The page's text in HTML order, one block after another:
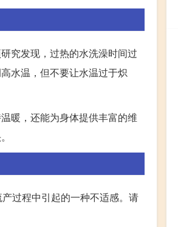
究发现，过热的水洗澡时间过
水温，但不要让水温过于炽
暖，还能为身体提供丰富的维
过程中引起的一种不适感。请